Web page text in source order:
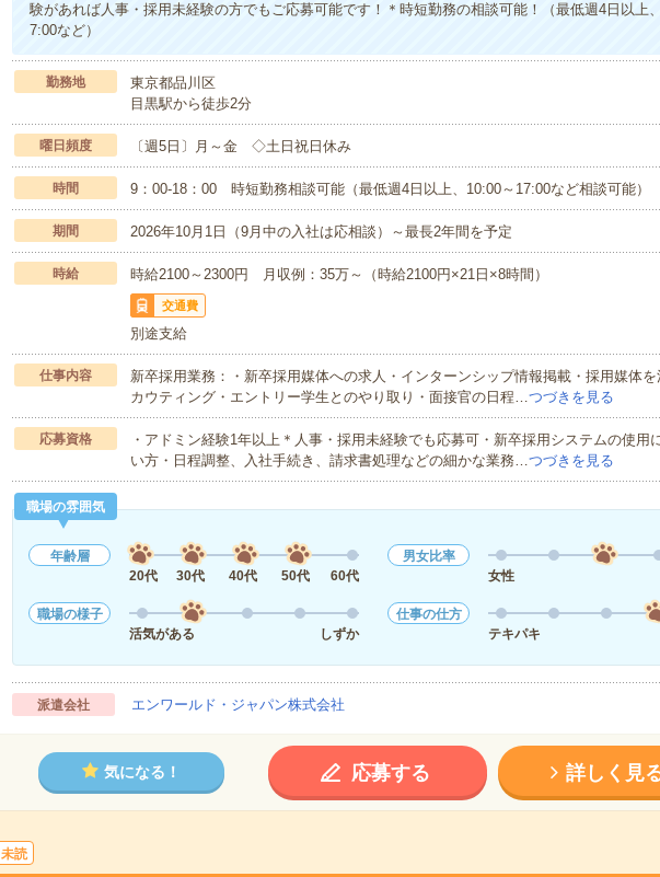
験があれば人事・採用未経験の方でもご応募可能です！＊時短勤務の相談可能！（最低週4日以上
7:00など）
勤務地
東京都品川区
目黒駅から徒歩2分
曜日頻度 〔週5日〕月～金 ◇土日祝日休み
時間 9：00-18：00 時短勤務相談可能（最低週4日以上、10:00～17:00など相談可能）
期間 2026年10月1日（9月中の入社は応相談）～最長2年間を予定
時給 時給2100～2300円 月収例：35万～（時給2100円×21日×8時間）
交通費
別途支給
仕事内容
新卒採用業務：・新卒採用媒体への求人・インターンシップ情報掲載・採用媒体を
カウティング・エントリー学生とのやり取り・面接官の日程…つづきを見る
応募資格
・アドミン経験1年以上＊人事・採用未経験でも応募可・新卒採用システムの使用
い方・日程調整、入社手続き、請求書処理などの細かな業務…つづきを見る
職場の雰囲気
年齢層
20代
30代 40代 50代 60代
男女比率
女性
職場の様子
活気がある
しずか
仕事の仕方
テキパキ
派遣会社 エンワールド・ジャパン株式会社
気になる！ 応募する 詳しく見
未読